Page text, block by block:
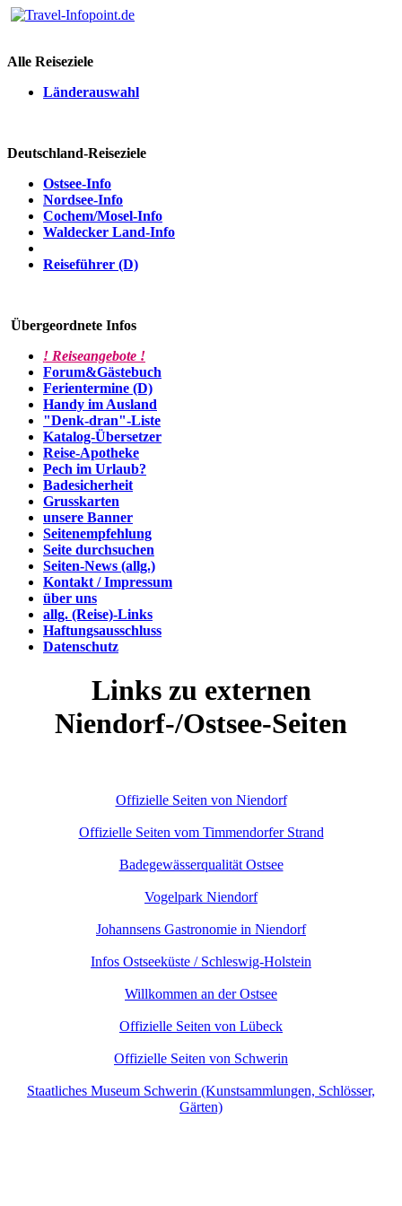
Alle Reiseziele
Länderauswahl
Deutschland-Reiseziele
Ostsee-Info
Nordsee-Info
Cochem/Mosel-Info
Waldecker Land-Info
Reiseführer (D)
Übergeordnete Infos
! Reiseangebote !
Forum&Gästebuch
Ferientermine (D)
Handy im Ausland
"Denk-dran"-Liste
Katalog-Übersetzer
Reise-Apotheke
Pech im Urlaub?
Badesicherheit
Grusskarten
unsere Banner
Seitenempfehlung
Seite durchsuchen
Seiten-News (allg.)
Kontakt / Impressum
über uns
allg. (Reise)-Links
Haftungsausschluss
Datenschutz
Links zu externen
Niendorf-/Ostsee-Seiten
Offizielle Seiten von Niendorf
Offizielle Seiten vom Timmendorfer Strand
Badegewässerqualität Ostsee
Vogelpark Niendorf
Johannsens Gastronomie in Niendorf
Infos Ostseeküste / Schleswig-Holstein
Willkommen an der Ostsee
Offizielle Seiten von Lübeck
Offizielle Seiten von Schwerin
Staatliches Museum Schwerin (Kunstsammlungen, Schlösser,
Gärten)